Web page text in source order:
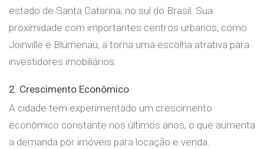
estado de Santa Catarina, no sul do Brasil. Sua
proximidade com importantes centros urbanos, como
Joinville e Blumenau, a torna uma escolha atrativa para
investidores imobiliários.
2. Crescimento Econômico
A cidade tem experimentado um crescimento
econômico constante nos últimos anos, o que aumenta
a demanda por imóveis para locação e venda.